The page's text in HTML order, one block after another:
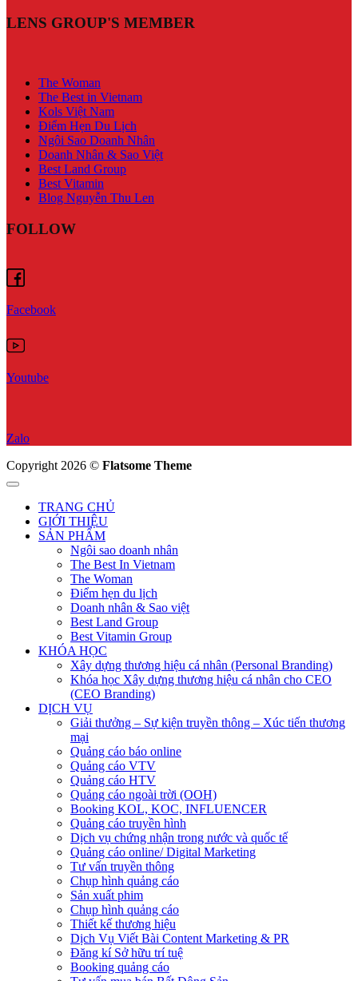
LENS GROUP'S MEMBER
The Woman
The Best in Vietnam
Kols Việt Nam
Điểm Hẹn Du Lịch
Ngôi Sao Doanh Nhân
Doanh Nhân & Sao Việt
Best Land Group
Best Vitamin
Blog Nguyễn Thu Len
FOLLOW
Facebook
Youtube
Zalo
Copyright 2026 © Flatsome Theme
TRANG CHỦ
GIỚI THIỆU
SẢN PHẨM
Ngôi sao doanh nhân
The Best In Vietnam
The Woman
Điểm hẹn du lịch
Doanh nhân & Sao việt
Best Land Group
Best Vitamin Group
KHÓA HỌC
Xây dựng thương hiệu cá nhân (Personal Branding)
Khóa học Xây dựng thương hiệu cá nhân cho CEO
(CEO Branding)
DỊCH VỤ
Giải thưởng – Sự kiện truyền thông – Xúc tiến thương
mại
Quảng cáo báo online
Quảng cáo VTV
Quảng cáo HTV
Quảng cáo ngoài trời (OOH)
Booking KOL, KOC, INFLUENCER
Quảng cáo truyền hình
Dịch vụ chứng nhận trong nước và quốc tế
Quảng cáo online/ Digital Marketing
Tư vấn truyền thông
Chụp hình quảng cáo
Sản xuất phim
Chụp hình quảng cáo
Thiết kế thương hiệu
Dịch Vụ Viết Bài Content Marketing & PR
Đăng kí Sở hữu trí tuệ
Booking quảng cáo